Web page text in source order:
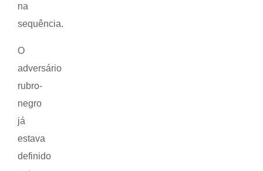
na
sequência.
O
adversário
rubro-
negro
já
estava
definido